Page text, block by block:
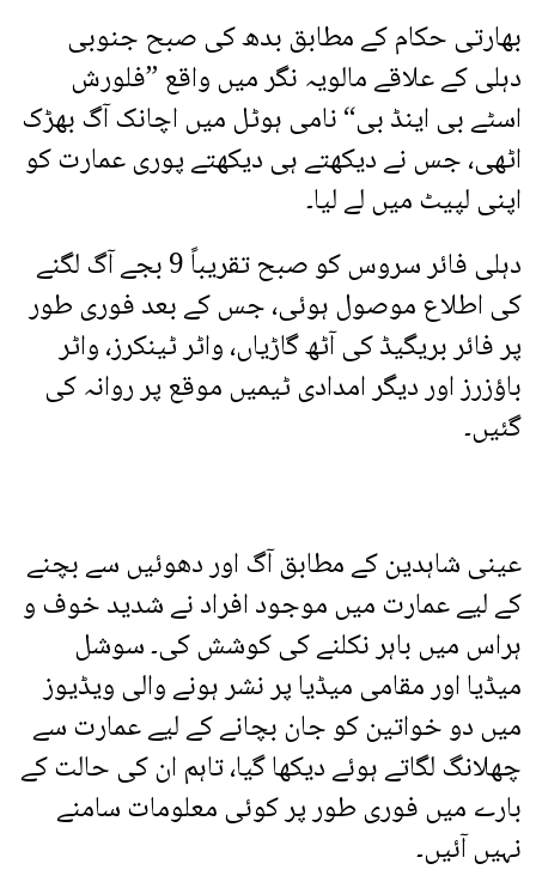
بھارتی حکام کے مطابق بدھ کی صبح جنوبی
دہلی کے علاقے مالویہ نگر میں واقع ”فلورش
اسٹے بی اینڈ بی“ نامی ہوٹل میں اچانک آگ بھڑک
اٹھی، جس نے دیکھتے ہی دیکھتے پوری عمارت کو
اپنی لپیٹ میں لے لیا۔
دہلی فائر سروس کو صبح تقریباً 9 بجے آگ لگنے
کی اطلاع موصول ہوئی، جس کے بعد فوری طور
پر فائر بریگیڈ کی آٹھ گاڑیاں، واٹر ٹینکرز، واٹر
باؤزرز اور دیگر امدادی ٹیمیں موقع پر روانہ کی
گئیں۔
عینی شاہدین کے مطابق آگ اور دھوئیں سے بچنے
کے لیے عمارت میں موجود افراد نے شدید خوف و
ہراس میں باہر نکلنے کی کوشش کی۔ سوشل
میڈیا اور مقامی میڈیا پر نشر ہونے والی ویڈیوز
میں دو خواتین کو جان بچانے کے لیے عمارت سے
چھلانگ لگاتے ہوئے دیکھا گیا، تاہم ان کی حالت کے
بارے میں فوری طور پر کوئی معلومات سامنے
نہیں آئیں۔